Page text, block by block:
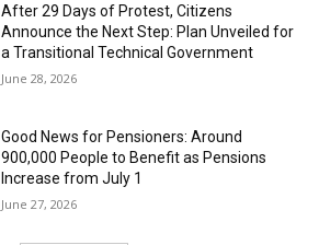
After 29 Days of Protest, Citizens
Announce the Next Step: Plan Unveiled for
a Transitional Technical Government
June 28, 2026
Good News for Pensioners: Around
900,000 People to Benefit as Pensions
Increase from July 1
June 27, 2026